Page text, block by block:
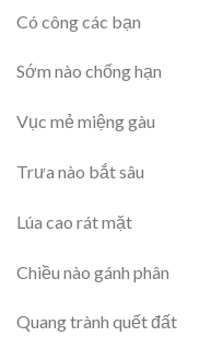
Có công các bạn
Sớm nào chống hạn
Vục mẻ miệng gàu
Trưa nào bắt sâu
Lúa cao rát mặt
Chiều nào gánh phân
Quang trành quết đất